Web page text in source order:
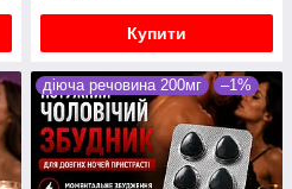
Купити
діюча речовина 200мг –1%